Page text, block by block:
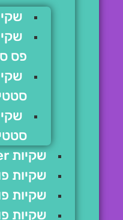
פס
סטטי
שקיות Barrier
שקיות
שקיות
שקיות